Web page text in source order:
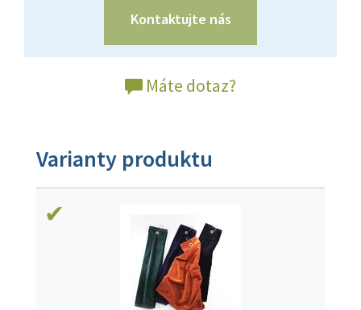
Kontaktujte nás
Máte dotaz?
Varianty produktu